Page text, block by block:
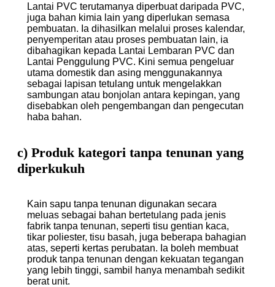
Lantai PVC terutamanya diperbuat daripada PVC,
juga bahan kimia lain yang diperlukan semasa
pembuatan. Ia dihasilkan melalui proses kalendar,
penyemperitan atau proses pembuatan lain, ia
dibahagikan kepada Lantai Lembaran PVC dan
Lantai Penggulung PVC. Kini semua pengeluar
utama domestik dan asing menggunakannya
sebagai lapisan tetulang untuk mengelakkan
sambungan atau bonjolan antara kepingan, yang
disebabkan oleh pengembangan dan pengecutan
haba bahan.
c) Produk kategori tanpa tenunan yang
diperkukuh
Kain sapu tanpa tenunan digunakan secara
meluas sebagai bahan bertetulang pada jenis
fabrik tanpa tenunan, seperti tisu gentian kaca,
tikar poliester, tisu basah, juga beberapa bahagian
atas, seperti kertas perubatan. Ia boleh membuat
produk tanpa tenunan dengan kekuatan tegangan
yang lebih tinggi, sambil hanya menambah sedikit
berat unit.